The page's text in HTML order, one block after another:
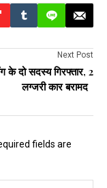
Next Post
के दो सदस्य गिरफ्तार, 2
लग्जरी कार बरामद
fields are